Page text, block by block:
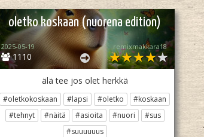
oletko koskaan (nuorena edition)
1110
2025-05-19 remixmakkara18
älä tee jos olet herkkä
#oletkokoskaan #lapsi #oletko
#koskaan
#tehnyt
#näitä #asioita #nuori
#sus
#suuuuuus